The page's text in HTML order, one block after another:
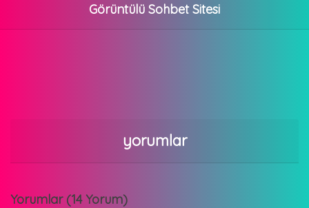
Görüntülü Sohbet Sitesi
yorumlar
Yorumlar (14 Yorum)